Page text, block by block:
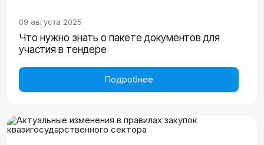
09 августа 2025
Что нужно знать о пакете документов для
участия в тендере
Подробнее